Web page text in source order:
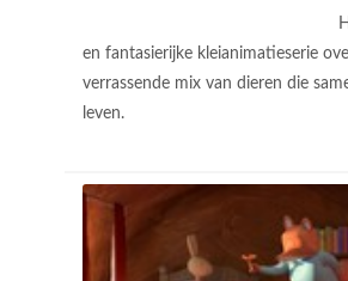
en fantasierijke kleianimatieserie
verrassende mix van dieren die
leven.